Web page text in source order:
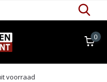
0
voorraad